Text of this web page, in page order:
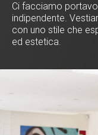
Ci facciamo
indipendente.
con uno stile che
ed estetica.